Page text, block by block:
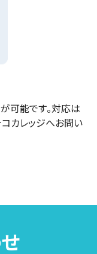
可能です。対応は
カレッジへお問い